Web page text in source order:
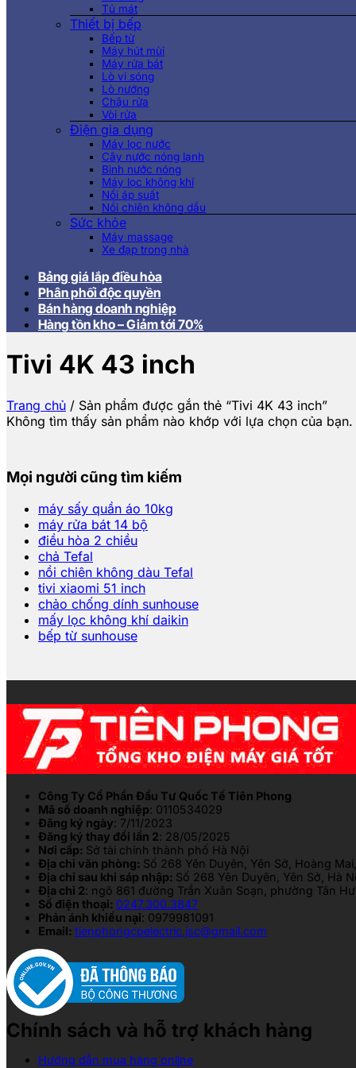
Tủ mát
Thiết bị bếp
Bếp từ
Máy hút mùi
Máy rửa bát
Lò vi sóng
Lò nướng
Chậu rửa
Vòi rửa
Điện gia dụng
Máy lọc nước
Cây nước nóng lạnh
Bình nước nóng
Máy lọc không khí
Nồi áp suất
Nồi chiên không dầu
Sức khỏe
Máy massage
Xe đạp trong nhà
Bảng giá lắp điều hòa
Phân phối độc quyền
Bán hàng doanh nghiệp
Hàng tồn kho – Giảm tới 70%
Tivi 4K 43 inch
Trang chủ / Sản phẩm được gắn thẻ “Tivi 4K 43 inch”
Không tìm thấy sản phẩm nào khớp với lựa chọn của bạn.
Mọi người cũng tìm kiếm
máy sấy quần áo 10kg
máy rửa bát 14 bộ
điều hòa 2 chiều
chả Tefal
nồi chiên không dàu Tefal
tivi xiaomi 51 inch
chảo chống dính sunhouse
mấy lọc không khí daikin
bếp từ sunhouse
Công Ty Cổ Phần Đầu Tư Quốc Tế Tiên Phong
Mã số doanh nghiệp: 0110534029
Đăng ký ngày: 7/11/2023
Đăng ký thay đổi lần 2: 28/05/2025
Nơi cấp: Sở tài chính thành phố Hà Nội
Địa chỉ văn phòng: Số 268 Yên Duyên, Yên Sở, Hoàng
Địa chỉ sau khi sáp nhập: Số 268 Yên Duyên, Yên Sở, Hà
Địa chỉ 2: ngõ 861 đường Trần Xuân Soạn, phường Tân
Số điện thoại: 0247.300.3847
Phản ánh khiếu nại: 0979981091
Email: tienphongcpelectric.jsc@gmail.com
Chính sách và hỗ trợ khách hàng
Hướng dẫn mua hàng online